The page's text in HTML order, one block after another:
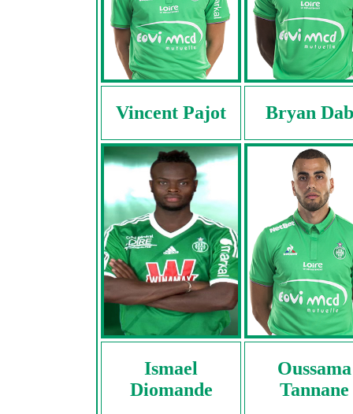
Vincent Pajot Bryan
Ismael
Diomande
Oussama
Tannane